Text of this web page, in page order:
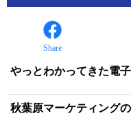
Share
やっとわかってきた電
秋葉原マーケティング